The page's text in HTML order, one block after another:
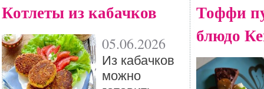
Котлеты из кабачков
05.06.2026
Из кабачков
можно
Тоффи
блюдо